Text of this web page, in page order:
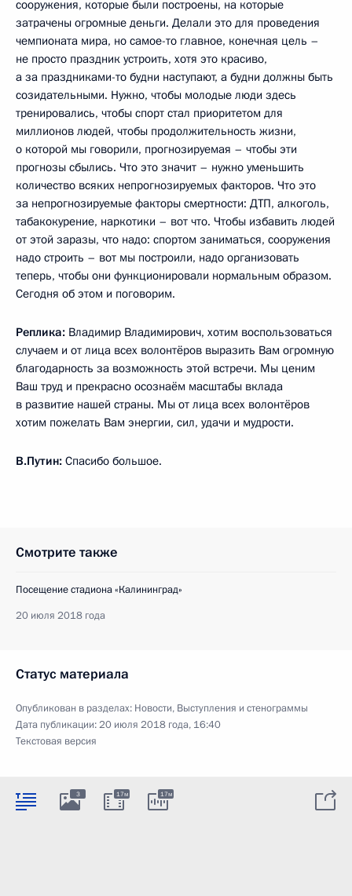
сооружения, которые были построены, на которые
затрачены огромные деньги. Делали это для проведения
чемпионата мира, но самое-то главное, конечная цель –
не просто праздник устроить, хотя это красиво,
а за праздниками-то будни наступают, а будни должны быть
созидательными. Нужно, чтобы молодые люди здесь
тренировались, чтобы спорт стал приоритетом для
миллионов людей, чтобы продолжительность жизни,
о которой мы говорили, прогнозируемая – чтобы эти
прогнозы сбылись. Что это значит – нужно уменьшить
количество всяких непрогнозируемых факторов. Что это
за непрогнозируемые факторы смертности: ДТП, алкоголь,
табакокурение, наркотики – вот что. Чтобы избавить людей
от этой заразы, что надо: спортом заниматься, сооружения
надо строить – вот мы построили, надо организовать
теперь, чтобы они функционировали нормальным образом.
Сегодня об этом и поговорим.
Реплика: Владимир Владимирович, хотим воспользоваться
случаем и от лица всех волонтёров выразить Вам огромную
благодарность за возможность этой встречи. Мы ценим
Ваш труд и прекрасно осознаём масштабы вклада
в развитие нашей страны. Мы от лица всех волонтёров
хотим пожелать Вам энергии, сил, удачи и мудрости.
В.Путин: Спасибо большое.
Смотрите также
Посещение стадиона «Калининград»
20 июля 2018 года
Статус материала
Опубликован в разделах: Новости, Выступления и стенограммы
Дата публикации:20 июля 2018 года, 16:40
Текстовая версия
3 17м 17м